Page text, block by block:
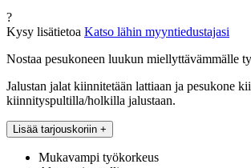
?
Kysy lisätietoa Katso lähin myyntiedustajasi
Nostaa pesukoneen luukun miellyttävämmälle
Jalustan jalat kiinnitetään lattiaan ja pesukone
kiinnityspultilla/holkilla jalustaan.
Lisää tarjouskoriin +
Mukavampi työkorkeus